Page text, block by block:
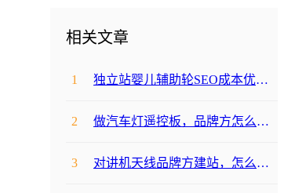
相关文章
1 独立站婴儿辅助轮SEO成本优化咋避坑？
2 做汽车灯遥控板，品牌方怎么选平台避坑？
3 对讲机天线品牌方建站，怎么降低成本啊？